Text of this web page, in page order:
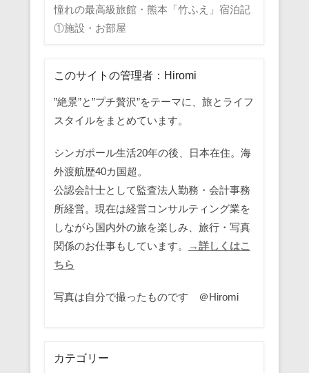
憧れの最高級旅館・熊本「竹ふえ」宿泊記
①施設・お部屋
このサイトの管理者：Hiromi
”絶景”と”プチ贅沢”をテーマに、旅とライフ
スタイルをまとめています。
シンガポール生活20年の後、日本在住。海
外渡航歴40カ国超。
公認会計士として監査法人勤務・会計事務
所経営。現在は経営コンサルティング業を
しながら国内外の旅を楽しみ、旅行・写真
関係のお仕事もしています。
→詳しくはこ
ちら
写真は自分で撮ったものです ＠Hiromi
カテゴリー